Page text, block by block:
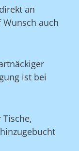
an
auch
ist bei